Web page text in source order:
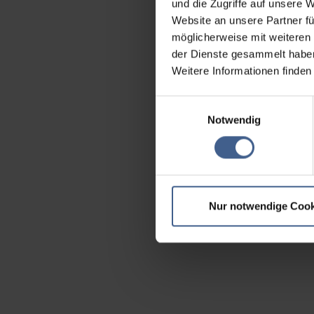
und die Zugriffe auf unsere
Website an unsere Partner
möglicherweise mit
der Dienste gesammelt
Weitere Informationen
Notwendig
Nur notwendige